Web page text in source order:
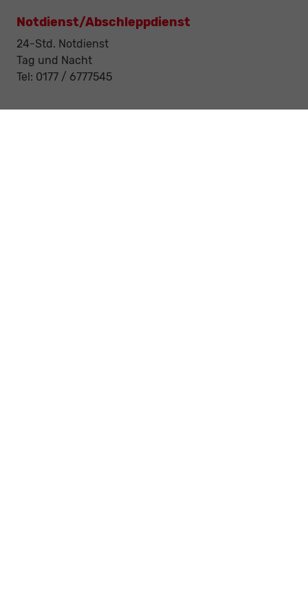
Notdienst/Abschleppdienst
24-Std. Notdienst
Tag und Nacht
Tel: 0177 / 6777545